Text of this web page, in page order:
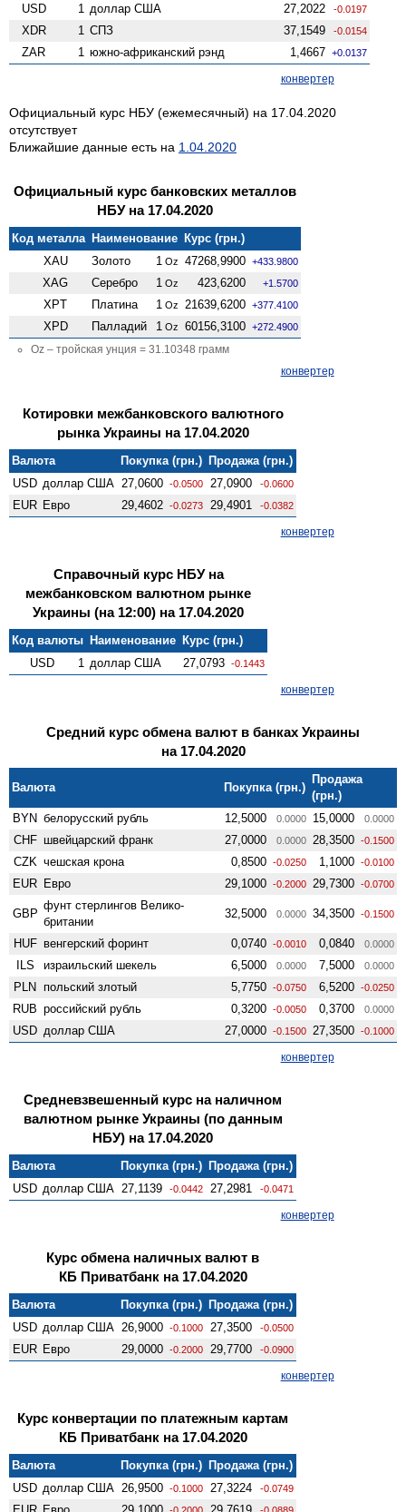
USD 1 доллар США 27,2022 -0.0197
XDR 1 СПЗ 37,1549 -0.0154
ZAR 1 южно-африканский рэнд 1,4667 +0.0137
конвертер
Официальный курс НБУ (ежемесячный) на 17.04.2020
отсутствует
Ближайшие данные есть на 1.04.2020
Официальный курс банковских металлов
НБУ на 17.04.2020
Код металла Наименование Курс (грн.)
XAU
Золото 1 Oz 47268,9900 +433.9800
XAG Серебро 1 Oz 423,6200 +1.5700
XPT Платина 1 Oz 21639,6200 +377.4100
XPD Палладий 1 Oz 60156,3100 +272.4900
Oz – тройская унция = 31.10348 грамм
конвертер
Котировки межбанковского валютного
рынка Украины на 17.04.2020
Валюта Покупка (грн.) Продажа (грн.)
USD доллар США 27,0600 -0.0500 27,0900 -0.0600
EUR Евро 29,4602 -0.0273 29,4901 -0.0382
конвертер
Справочный курс НБУ на
межбанковском валютном рынке
Украины (на 12:00) на 17.04.2020
Код валюты Наименование Курс (грн.)
USD
1 доллар США 27,0793 -0.1443
конвертер
Средний курс обмена валют в банках Украины
на 17.04.2020
Валюта Покупка (грн.)
Продажа
(грн.)
BYN белорусский рубль 12,5000 0.0000 15,0000 0.0000
CHF швейцарский франк 27,0000 0.0000 28,3500 -0.1500
CZK чешская крона 0,8500 -0.0250 1,1000 -0.0100
EUR Евро 29,1000 -0.2000 29,7300 -0.0700
GBP
фунт стерлингов Велико­
британии
32,5000 0.0000 34,3500 -0.1500
HUF венгерский форинт 0,0740 -0.0010 0,0840 0.0000
ILS израильский шекель 6,5000 0.0000 7,5000 0.0000
PLN польский злотый 5,7750 -0.0750 6,5200 -0.0250
RUB российский рубль 0,3200 -0.0050 0,3700 0.0000
USD доллар США 27,0000 -0.1500 27,3500 -0.1000
конвертер
Средневзвешенный курс на наличном
валютном рынке Украины (по данным
НБУ) на 17.04.2020
Валюта Покупка (грн.) Продажа (грн.)
USD доллар США 27,1139 -0.0442 27,2981 -0.0471
конвертер
Курс обмена наличных валют в
КБ Приватбанк на 17.04.2020
Валюта Покупка (грн.) Продажа (грн.)
USD доллар США 26,9000 -0.1000 27,3500 -0.0500
EUR Евро 29,0000 -0.2000 29,7700 -0.0900
конвертер
Курс конвертации по платежным картам
КБ Приватбанк на 17.04.2020
Валюта Покупка (грн.) Продажа (грн.)
USD доллар США 26,9500 -0.1000 27,3224 -0.0749
-0.2000 -0.0889